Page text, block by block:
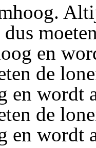
dus
en
de
en wordt
de
en wordt